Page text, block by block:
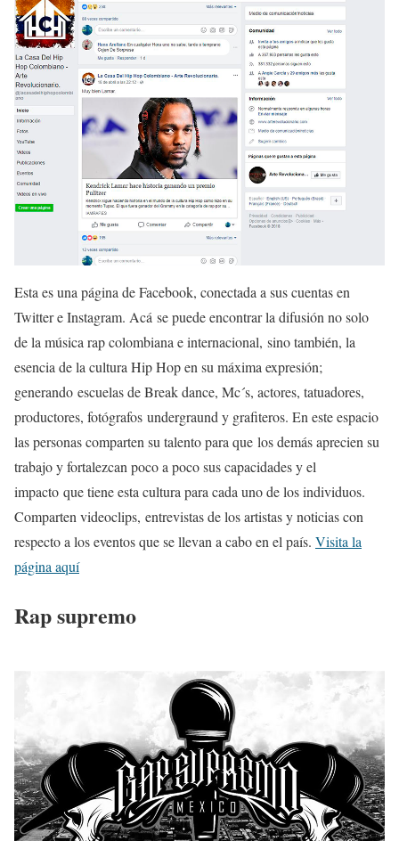
Esta es una página de Facebook, conectada a sus cuentas en
Twitter e Instagram. Acá se puede encontrar la difusión no solo
de la música rap colombiana e internacional, sino también, la
esencia de la cultura Hip Hop en su máxima expresión;
generando escuelas de Break dance, Mc´s, actores, tatuadores,
productores, fotógrafos undergraund y grafiteros. En este espacio
las personas comparten su talento para que los demás aprecien su
trabajo y fortalezcan poco a poco sus capacidades y el
impacto que tiene esta cultura para cada uno de los individuos.
Comparten videoclips, entrevistas de los artistas y noticias con
respecto a los eventos que se llevan a cabo en el país. Visita la
página aquí
Rap supremo